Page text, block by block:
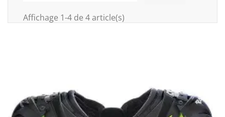
Affichage 1-4 de 4 article(s)